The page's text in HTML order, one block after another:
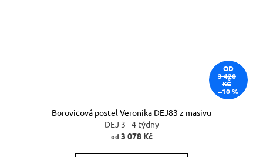
OD
3 420
KČ
–10 %
Borovicová postel Veronika DEJ83 z masivu
DEJ 3 - 4 týdny
od 3 078 Kč